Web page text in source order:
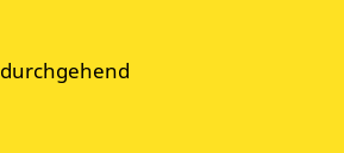
durchgehend